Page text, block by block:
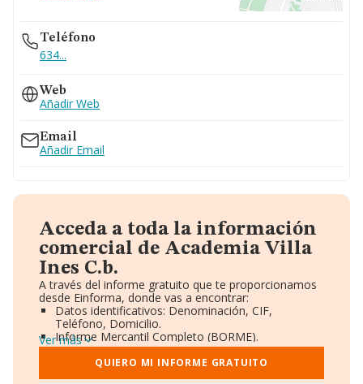
Teléfono
634...
Web
Añadir Web
Email
Añadir Email
Acceda a toda la información
comercial de Academia Villa
Ines C.b.
A través del informe gratuito que te proporcionamos
desde Einforma, donde vas a encontrar:
Datos identificativos: Denominación, CIF,
Teléfono, Domicilio.
Informe Mercantil Completo (BORME).
Gráficos de Evolución Ventas y Empleados.
Consejo de Administración y Administradores.
Directivos y Ejecutivos.
Ver más
QUIERO MI INFORME GRATUITO